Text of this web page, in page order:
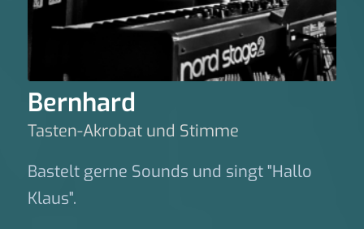
Bernhard
Tasten-Akrobat und Stimme
Bastelt gerne Sounds und singt "Hallo
Klaus".